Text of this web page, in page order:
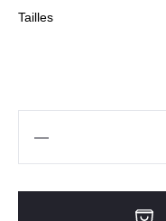
Tailles